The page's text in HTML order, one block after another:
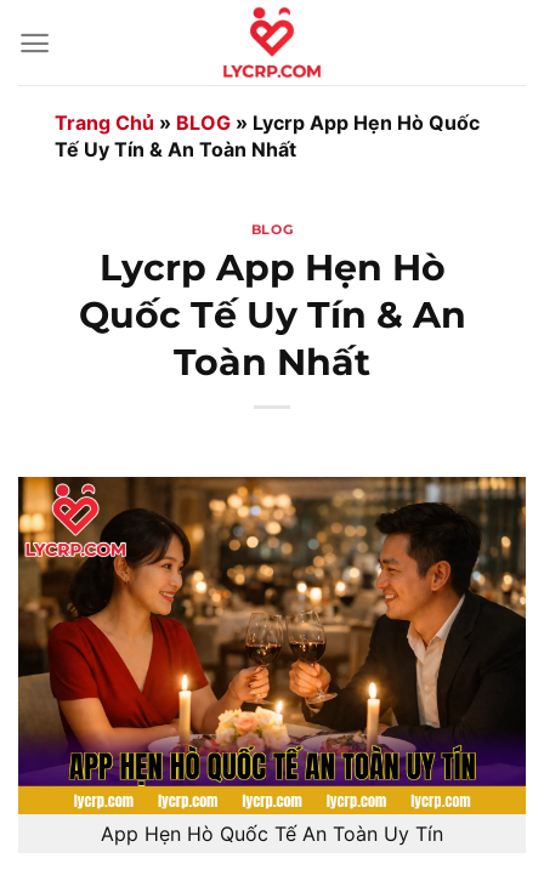
qua
Trang Chủ » BLOG » Lycrp App Hẹn Hò Quốc
Tế Uy Tín & An Toàn Nhất
BLOG
Lycrp App Hẹn Hò
Quốc Tế Uy Tín & An
Toàn Nhất
App Hẹn Hò Quốc Tế An Toàn Uy Tín